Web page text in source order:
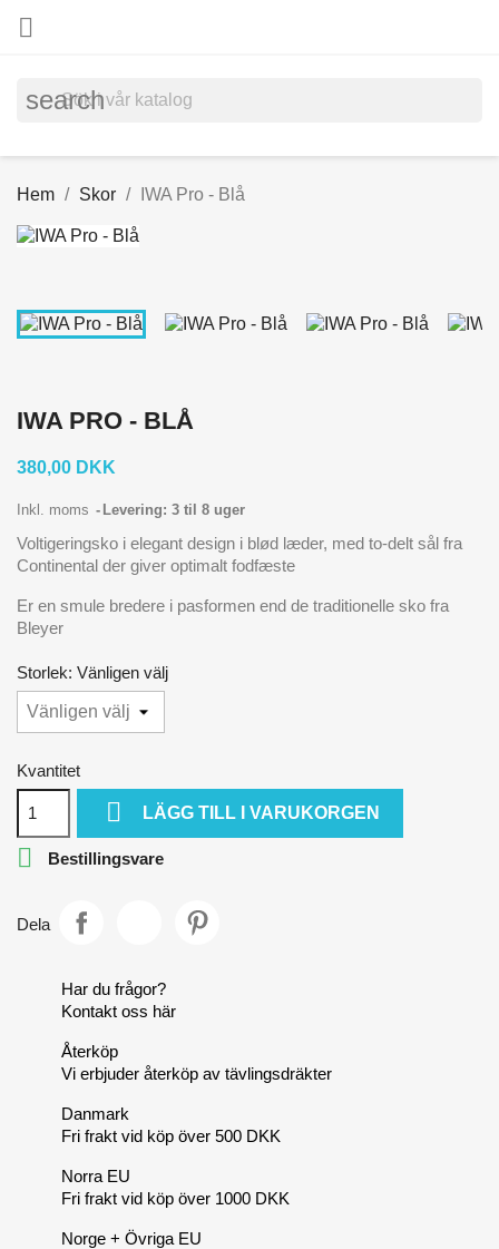

search
Hem Skor IWA Pro - Blå
IWA PRO - BLÅ
380,00 DKK
Inkl. moms Levering: 3 til 8 uger
Voltigeringsko i elegant design i blød læder, med to-delt sål fra
Continental der giver optimalt fodfæste
Er en smule bredere i pasformen end de traditionelle sko fra
Bleyer
Storlek: Vänligen välj
Kvantitet
 LÄGG TILL I VARUKORGEN
 Bestillingsvare
Dela
Har du frågor?
Kontakt oss här
Återköp
Vi erbjuder återköp av tävlingsdräkter
Danmark
Fri frakt vid köp över 500 DKK
Norra EU
Fri frakt vid köp över 1000 DKK
Norge + Övriga EU